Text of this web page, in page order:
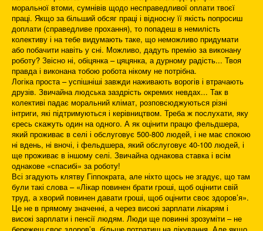
моральної втоми, сумнівів щодо несправедливої оплати твоєї
праці. Якщо за більший обсяг праці і відносну її якість попросиш
доплати (справедливе прохання), то попадеш в немилість
колективу і на тебе видумають таке, що неможливо придумати
або побачити навіть у сні. Можливо, дадуть премію за виконану
роботу? Звісно ні, обіцянка – цяцянка, а дурному радість... Твоя
правда і виконана тобою робота нікому не потрібна.
Логіка проста – успішніші завжди наживають ворогів і втрачають
друзів. Звичайна людська заздрість окремих невдах... Так в
колективі падає моральний клімат, розповсюджуються різні
інтриги, які підтримуються і керівництвом. Треба ж послухати, яку
єресь скажуть один на одного. А як оцінити працю фельдшера,
який проживає в селі і обслуговує 500-800 людей, і не має спокою
ні вдень, ні вночі, і фельдшера, який обслуговує 40-100 людей, і
ще проживає в іншому селі. Звичайна однакова ставка і всім
однакове «спасибі» за роботу!
Всі згадують клятву Гіппократа, але ніхто щось не згадує, що там
були такі слова – «Лікар повинен брати гроші, щоб оцінити свій
труд, а хворий повинен давати гроші, щоб оцінити своє здоров’я».
Це не в прямому значенні, а через високі зарплати лікарям і
високі зарплати і пенсії людям. Люди ще повинні зрозуміти – не